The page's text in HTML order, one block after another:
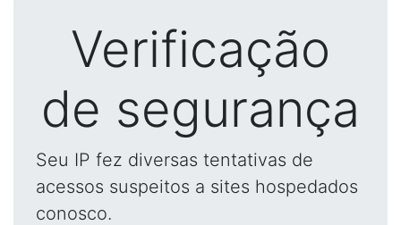
Verificação
de segurança
Seu IP fez diversas tentativas de
acessos suspeitos a sites hospedados
conosco.